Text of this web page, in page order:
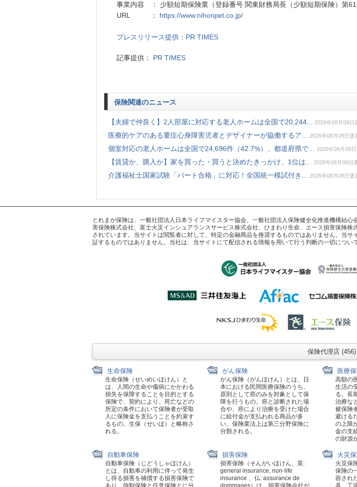
事業内容 ： 少額短期保険業（登録番号 関東財務局長（少額短期保険）第61
URL ： https://www.nihonpet.co.jp/
プレスリリース提供：PR TIMES
記事提供： PR TIMES
保険関連のニュース
【夫婦で仲良く】2人部屋に対応する老人ホームは全国で20,244... 2026年08月09日
医療的ケアのある重症心身障害児者とデザイナーが協働するア... 2026年08月09日更
個室対応の老人ホームは全国で24,696件（42.7%）、都道府県で... 2026年08月08
【賃貸か、購入か】家を買った・買うと決めたきっかけ、1位は... 2026年08月08日
介護福祉士国家試験「パート合格」に対応！全国統一模試付き... 2026年08月08日更
とれまが保険は、一般社団法人日本ライフマイスター協会、一般社団法人保険健全化推進機構結
害保険株式会社、富士火災インシュアランスサービス株式会社、ひまわり生命、エース損害保険
されています。当サイトは閲覧者に対して、特定の金融商品を推奨するものではありません。当
証するものではありません。当社は、当サイトにて配信される情報を用いて行う判断の一切につい
保険代理店 (456)
生命保険
生命保険（せいめいほけん）と
は、人間の生命や傷病にかかわる
損失を保障することを目的とする
保険で、契約により、死亡などの
所定の条件において保険者が受取
人に保険金を支払うことを約束す
るもの。生保（せいほ）と略称さ
れる。
がん保険
がん保険（がんほけん）とは、日
本における民間医療保険のうち、
原則として癌のみを対象として保
障を行うもの。癌と診断された場
合や、癌により治療を受けた場合
に給付金が支払われる商品が多
い。保険業法上は第三分野保険に
分類される。
医療
高額の
生活の
る。長
治療な
被保険
避ける
の上限
金の支
の財源
自動車保険
自動車保険（じどうしゃほけん）
とは、自動車の利用に伴って発生
し得る損害を補償する損害保険で
あり、強制保険と任意保険とに分
損害保険
損害保険（そんがいほけん、英:
general insurance, non-life
insurance 、仏: assurance de
dommages）は、損害保険会社が
火災
火災保
保険の
容され
具、工